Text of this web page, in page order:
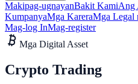
Makipag-ugnayanBakit KamiAng
KumpanyaMga KareraMga Legal
Mag-log InMag-register
Mga Digital Asset
Crypto Trading